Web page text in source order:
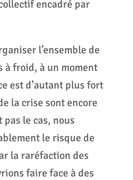
encadré par
l’ensemble de
à froid, à un moment
est d’autant plus fort
la crise sont encore
pas le cas, nous
le risque de
la raréfaction des
faire face à des